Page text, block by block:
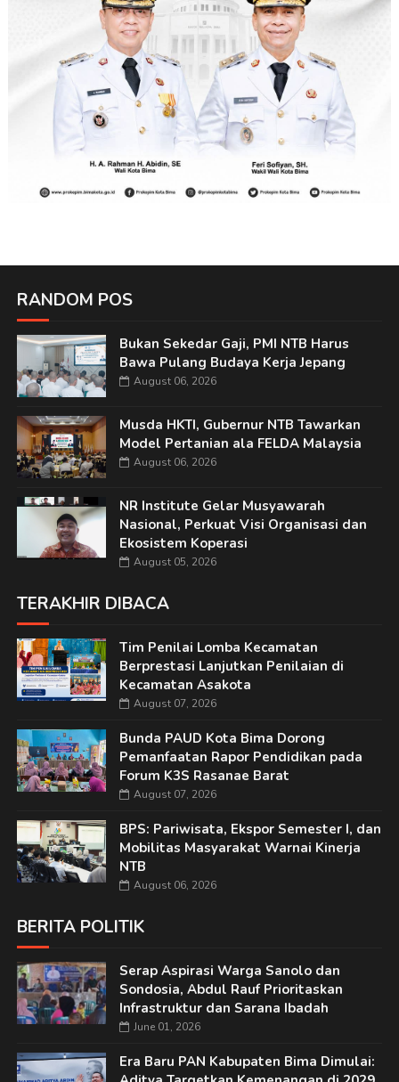
RANDOM POS
Bukan Sekedar Gaji, PMI NTB Harus
Bawa Pulang Budaya Kerja Jepang
August 06, 2026
Musda HKTI, Gubernur NTB Tawarkan
Model Pertanian ala FELDA Malaysia
August 06, 2026
NR Institute Gelar Musyawarah
Nasional, Perkuat Visi Organisasi dan
Ekosistem Koperasi
August 05, 2026
TERAKHIR DIBACA
Tim Penilai Lomba Kecamatan
Berprestasi Lanjutkan Penilaian di
Kecamatan Asakota
August 07, 2026
Bunda PAUD Kota Bima Dorong
Pemanfaatan Rapor Pendidikan pada
Forum K3S Rasanae Barat
August 07, 2026
BPS: Pariwisata, Ekspor Semester I, dan
Mobilitas Masyarakat Warnai Kinerja
NTB
August 06, 2026
BERITA POLITIK
Serap Aspirasi Warga Sanolo dan
Sondosia, Abdul Rauf Prioritaskan
Infrastruktur dan Sarana Ibadah
June 01, 2026
Era Baru PAN Kabupaten Bima Dimulai: